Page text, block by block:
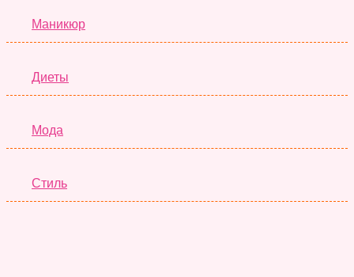
Маникюр
Диеты
Мода
Стиль